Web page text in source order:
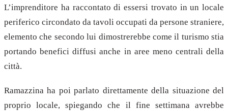
L’imprenditore ha raccontato di essersi trovato in un locale
periferico circondato da tavoli occupati da persone straniere,
elemento che secondo lui dimostrerebbe come il turismo stia
portando benefici diffusi anche in aree meno centrali della
città.
Ramazzina ha poi parlato direttamente della situazione del
proprio locale, spiegando che il fine settimana avrebbe